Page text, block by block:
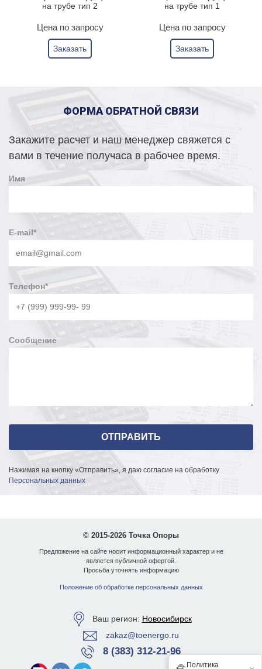
на трубе тип 2
Цена по запросу
Заказать
на трубе тип 1
Цена по запросу
Заказать
ФОРМА ОБРАТНОЙ СВЯЗИ
Закажите расчет и наш менеджер свяжется с
вами в течение получаса в рабочее время.
Имя
E-mail*
Телефон*
Сообщение
Нажимая на кнопку «Отправить», я даю согласие на обработку
Персональных данных
© 2015-2026 Точка Опоры
Предложение на сайте носит информационный характер и не
является публичной офертой.
Просьба уточнять информацию
Положение об обработке персональных данных
Ваш регион: Новосибирск
zakaz@toenergo.ru
8 (383) 312-21-96
Политика